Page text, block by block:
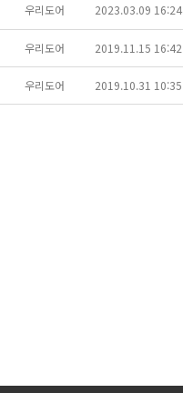
우리도어 2023.03.09 16:24
우리도어 2019.11.15 16:42
우리도어 2019.10.31 10:35